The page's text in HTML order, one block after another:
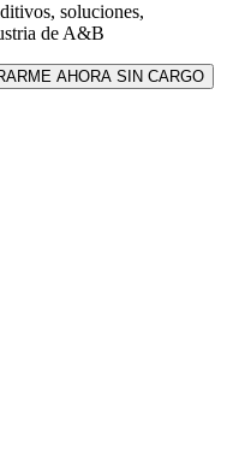
soluciones,
de A&B
AHORA SIN CARGO